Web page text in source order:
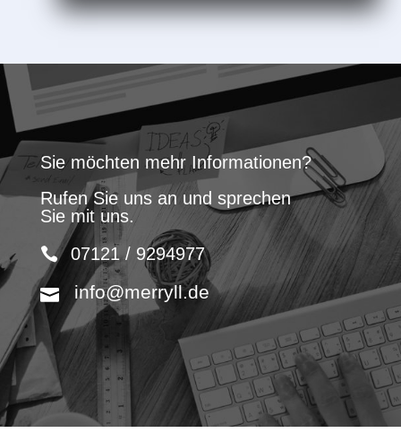
Sie möchten mehr Informationen?
Rufen Sie uns an und sprechen
Sie mit uns.
07121 / 9294977
info@merryll.de